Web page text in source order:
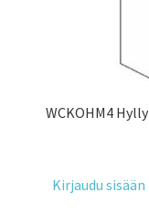
WCKOHM4
Kirjaudu